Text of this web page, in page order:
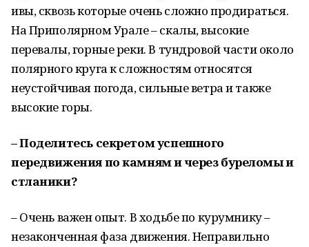
ивы, сквозь которые очень сложно продираться.
На Приполярном Урале – скалы, высокие
перевалы, горные реки. В тундровой части около
полярного круга к сложностям относятся
неустойчивая погода, сильные ветра и также
высокие горы.
– Поделитесь секретом успешного
передвижения по камням и через буреломы и
стланики?
– Очень важен опыт. В ходьбе по курумнику –
незаконченная фаза движения. Неправильно